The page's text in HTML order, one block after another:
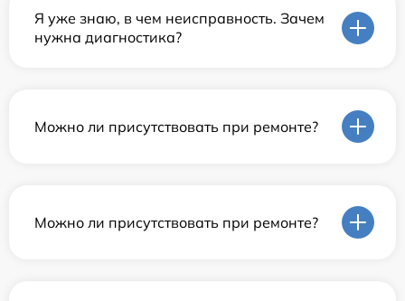
Я уже знаю, в чем неисправность. Зачем
нужна диагностика?
Можно ли присутствовать при ремонте?
Можно ли присутствовать при ремонте?